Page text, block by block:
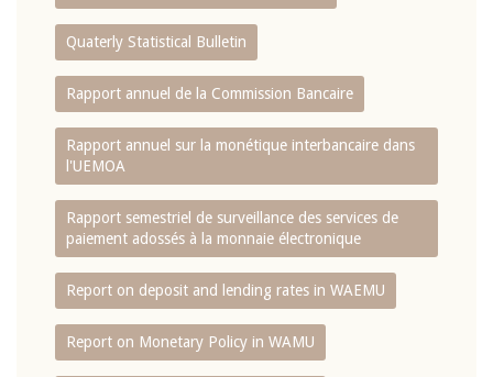
Quaterly Statistical Bulletin
Rapport annuel de la Commission Bancaire
Rapport annuel sur la monétique interbancaire dans
l'UEMOA
Rapport semestriel de surveillance des services de
paiement adossés à la monnaie électronique
Report on deposit and lending rates in WAEMU
Report on Monetary Policy in WAMU